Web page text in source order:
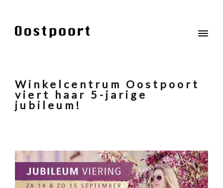
Winkelcentrum Oostpoort
viert haar 5-jarige
jubileum!